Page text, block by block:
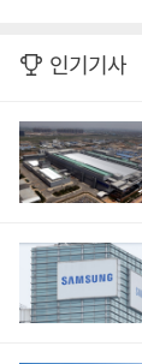
인기기사